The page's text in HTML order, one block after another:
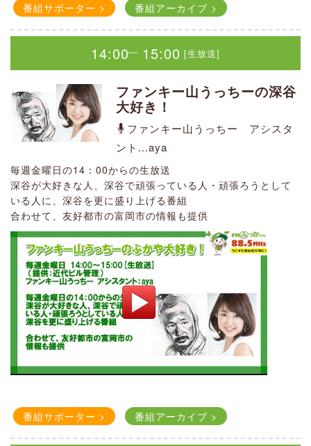
ダイエット指導者によるダイエットポイントを伝えていく番
組
食事8割・運動2割。理想の体になるためのコツ、教えます！
番組サポーター >
番組アーカイブ >
14:00 15:00
ふっか！GO！GO！
きつね婦人 ミキサー...花田 宗太
平日の午後2時から1時間の生放送
市・地域情報やさまざまな内容をお知らせ
番組サポーター > 番組アーカイブ >
14:00｜15:00 [生放送]
第1週：YURI 第2週：aya 第3
週：葉山、あやの 第4週：ふみえ
第5週：あやの
平日の午後2時から1時間の生放送
市・地域情報やさまざまな内容をお知らせ
番組サポーター > 番組アーカイブ >
番組サポーター > 番組アーカイブ >
コーナー番組（提供：社会福祉法人かつみ会
奇数週：島野美智子 偶数週：ソフィア・瑠璃子
奇数週：季節のハンドブック
第2週：開運虹色カフェ
第4周：瑠璃子の名言カフェ
14:49―14:55 [収録番組]
ちょっと一息！リラクゼーション！
福田 美奈子
番組アーカイブ > Instagram Facebook
16:55｜17:00 [収録番組]
深谷防災インフォメーション
番組サポーター >
番組アーカイブ >
番組アーカイブ
12:00 12:30
深谷青年会議所プレゼンツ
～まちの魅力と希望を届けよ
う～（再放送）
（提供：(一社）深谷青年会議所
まちづくり、ひとづくりをする青年たちの団体の深谷青年会
議所のメンバーが、深谷市・寄居町の経済人や団体の方を招
き、深谷市・寄居町の魅力や未来への希望となることをトー
クしていく番組
番組アーカイブ >
Good bodyに近道はなし！
番組サポーター >
番組アーカイブ >
14:00｜ 15:00 [生放送]
ファンキー山うっちーの深谷
大好き！
ファンキー山うっちー アシスタ
ント...aya
毎週金曜日の14：00からの生放送
深谷が大好きな人、深谷で頑張っている人・頑張ろうとして
いる人に、深谷を更に盛り上げる番組
合わせて、友好都市の富岡市の情報も提供
番組サポーター > 番組アーカイブ >